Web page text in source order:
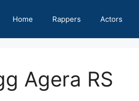
Home Rappers Actors
Agera RS